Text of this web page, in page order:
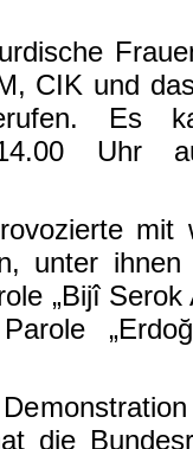
CIK und
Es
Uhr
mit
unter
„Bijî
die